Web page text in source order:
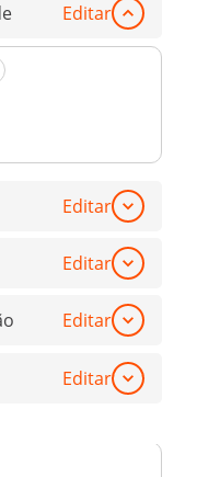
Editar
Editar
Editar
Editar
Editar